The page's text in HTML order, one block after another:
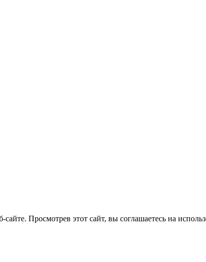
Просмотрев этот сайт, вы соглашаетесь на